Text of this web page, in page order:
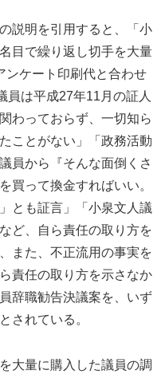
説明を引用すると、「小
目で繰り返し切手を大量
ンケート印刷代と合わせ
員は平成27年11月の証人
わっておらず、一切知ら
ことがない」「政務活動
員から『そんな面倒くさ
買って換金すればいい。
とも証言」「小泉文人議
ど、自ら責任の取り方を
また、不正流用の事実を
責任の取り方を示さなか
辞職勧告決議案を、いず
されている。
大量に購入した議員の調